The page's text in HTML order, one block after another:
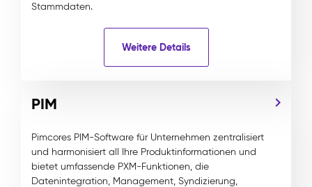
Stammdaten.
Weitere Details
PIM
Pimcores PIM-Software für Unternehmen zentralisiert
und harmonisiert all Ihre Produktinformationen und
bietet umfassende PXM-Funktionen, die
Datenintegration, Management, Syndizierung,